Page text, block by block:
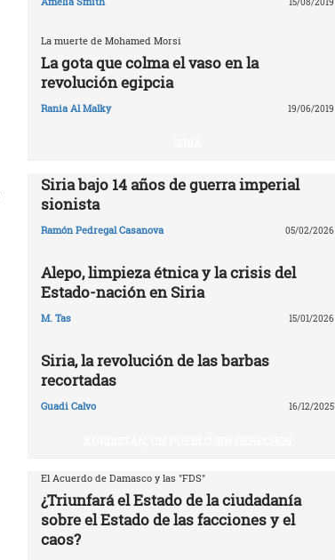
La muerte de Mohamed Morsi
La gota que colma el vaso en la
revolución egipcia
Rania Al Malky 19/06/2019
Siria bajo 14 años de guerra imperial
sionista
Ramón Pedregal Casanova 05/02/2026
Alepo, limpieza étnica y la crisis del
Estado-nación en Siria
M. Tas 15/01/2026
Siria, la revolución de las barbas
recortadas
Guadi Calvo 16/12/2025
El Acuerdo de Damasco y las "FDS"
¿Triunfará el Estado de la ciudadanía
sobre el Estado de las facciones y el
caos?